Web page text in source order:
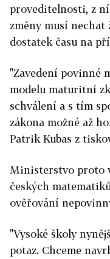
proveditelnosti, z
změny musí
dostatek času na
"Zavedení povinné
modelu maturitní
schválení a s tím
zákona možné až
Patrik Kubas z
Ministerstvo proto
českých
ověřování
"Vysoké školy
potaz. Chceme